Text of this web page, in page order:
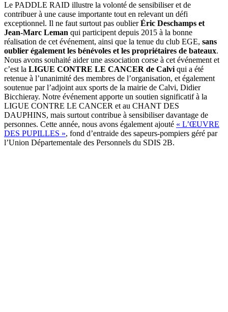
Le PADDLE RAID illustre la volonté de sensibiliser et de
contribuer à une cause importante tout en relevant un défi
exceptionnel. Il ne faut surtout pas oublierÉric Deschamps et
Jean-Marc Leman qui participent depuis 2015 à la bonne
réalisation de cet événement, ainsi que la tenue du club EGE, sans
oublier également les bénévoles et les propriétaires de bateaux.
Nous avons souhaité aider une association corse à cet événement et
c’est la LIGUE CONTRE LE CANCER de Calviqui a été
retenue à l’unanimité des membres de l’organisation, et également
soutenue par l’adjoint aux sports de la mairie de Calvi, Didier
Bicchieray. Notre événement apporte un soutien significatif à la
LIGUE CONTRE LE CANCER et au CHANT DES
DAUPHINS, mais surtout contribue à sensibiliser davantage de
personnes. Cette année, nous avons également ajouté « L’ŒUVRE
DES PUPILLES », fond d’entraide des sapeurs-pompiers géré par
l’Union Départementale des Personnels du SDIS 2B.